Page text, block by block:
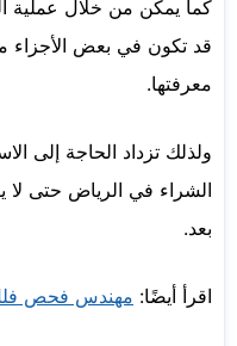
كما يمكن من خلال عملية
قد تكون في بعض الأجزاء
معرفتها.
ولذلك تزداد الحاجة إلى
الشراء في الرياض حتى
بعد.
اقرأ أيضًا: مهندس فحص